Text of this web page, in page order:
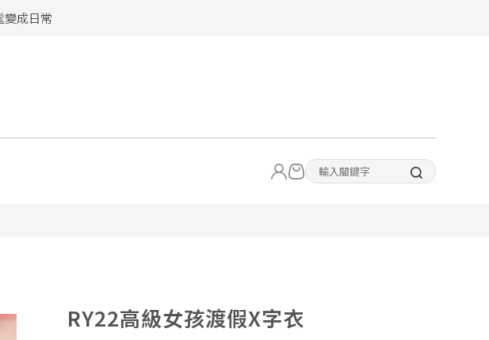
變成日常
成日常
金
RY22高級女孩渡假X字衣